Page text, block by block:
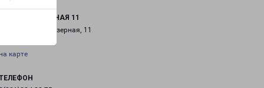
ОЗЕРНАЯ 11
улица Озерная, 11
карте